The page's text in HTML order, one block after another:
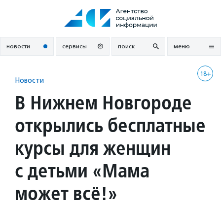
новости сервисы поиск меню
18+
Новости
В Нижнем Новгороде
открылись бесплатные
курсы для женщин
с детьми «Мама
может всё!»